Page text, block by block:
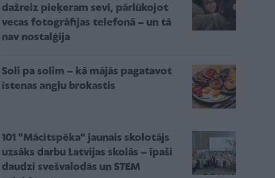
dažreiz pieķeram sevi, pārlūkojot
vecas fotogrāfijas telefonā – un tā
nav nostalģija
Soli pa solim – kā mājās pagatavot
īstenas angļu brokastis
101 "Mācītspēka" jaunais skolotājs
uzsāks darbu Latvijas skolās – īpaši
daudzi svešvalodās un STEM